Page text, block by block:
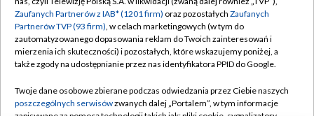
Emisja w TVP
Centrum informacji TVP
Naziemna Telewizja Cyfrowa
Rada Programowa
Polityka prywatności
Moje zgody
Pomoc
Kontakt
Zaufanych Partnerów z IAB* (1201 firm) oraz pozostałych Zaufanych
Partnerów TVP (93 firm), w celach marketingowych (w tym do
zautomatyzowanego dopasowania reklam do Twoich zainteresowań i
mierzenia ich skuteczności) i pozostałych, które wskazujemy poniżej, a
także zgody na udostępnianie przez nas identyfikatora PPID do Google.
Twoje dane osobowe zbierane podczas odwiedzania przez Ciebie naszych
poszczególnych serwisówzwanych dalej „Portalem”, w tym informacje